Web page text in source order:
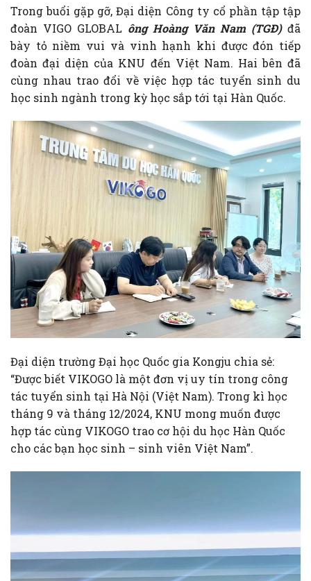
Trong buổi gặp gỡ, Đại diện Công ty cổ phần tập tập
đoàn VIGO GLOBAL ông Hoàng Văn Nam (TGĐ)đã
bày tỏ niềm vui và vinh hạnh khi được đón tiếp
đoàn đại diện của KNU đến Việt Nam. Hai bên đã
cùng nhau trao đổi về việc hợp tác tuyển sinh du
học sinh ngành trong kỳ học sắp tới tại Hàn Quốc.
Đại diện trường Đại học Quốc gia Kongju chia sẻ:
“Được biết VIKOGO là một đơn vị uy tín trong công
tác tuyển sinh tại Hà Nội (Việt Nam). Trong kì học
tháng 9 và tháng 12/2024, KNU mong muốn được
hợp tác cùng VIKOGO trao cơ hội du học Hàn Quốc
cho các bạn học sinh – sinh viên Việt Nam”.